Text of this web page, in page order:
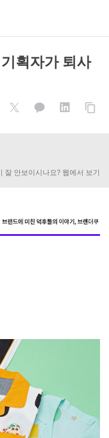
획자가 퇴사
잘 안보이시나요? 웹에서 보기